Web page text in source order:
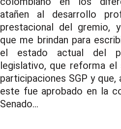
atañen al desarrollo
prestacional del gremio,
que me brindan para
el estado actual del
legislativo, que reforma el
participaciones SGP y
este fue aprobado en la
Senado...